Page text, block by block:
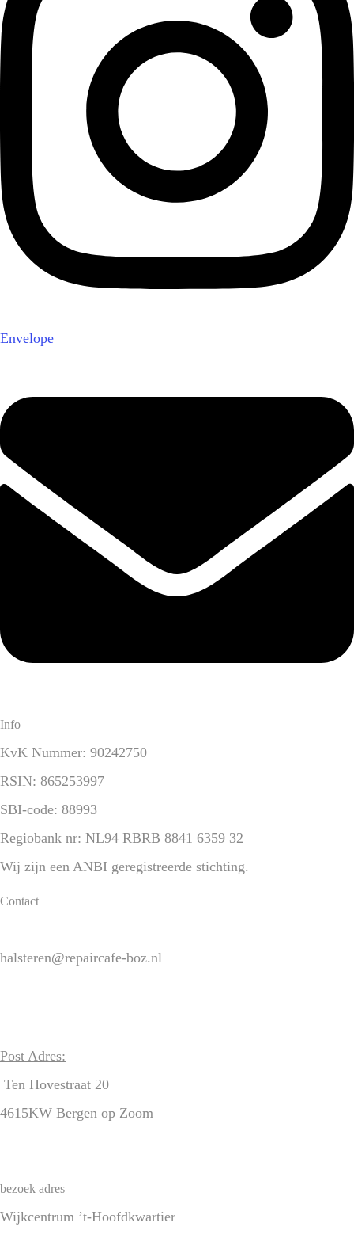
Envelope
Info
KvK Nummer: 90242750
RSIN: 865253997
SBI-code: 88993
Regiobank nr: NL94 RBRB 8841 6359 32
Wij zijn een ANBI geregistreerde stichting.
Contact
halsteren@repaircafe-boz.nl
Post Adres:
Ten Hovestraat 20
4615KW Bergen op Zoom
bezoek adres
Wijkcentrum ’t-Hoofdkwartier